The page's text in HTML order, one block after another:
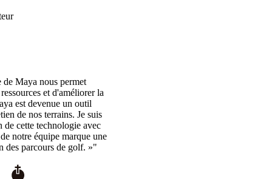
Maya nous permet
et d'améliorer la
est devenue un outil
de nos terrains. Je suis
de cette technologie avec
notre équipe marque une
des parcours de golf. »"